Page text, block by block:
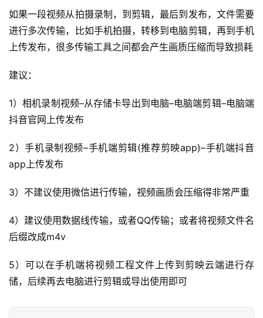
如果一段视频从拍摄录制，到剪辑，最后到发布，文件需要
进行多次传输，比如手机拍摄，转移到电脑剪辑，再到手机
上传发布，很多传输工具之间都会产生画质压缩而导致损耗
建议：
1）相机录制视频–从存储卡导出到电脑–电脑端剪辑–电脑端
抖音官网上传发布
2）手机录制视频–手机端剪辑(推荐剪映app)–手机端抖音
app上传发布
3）不建议使用微信进行传输，视频画质会压缩得非常严重
4）建议使用数据线传输，或者QQ传输；或者将视频文件名
后缀改成m4v
5）可以在手机端将视频工程文件上传到剪映云端进行存
储，后续再去电脑进行剪辑或导出使用即可